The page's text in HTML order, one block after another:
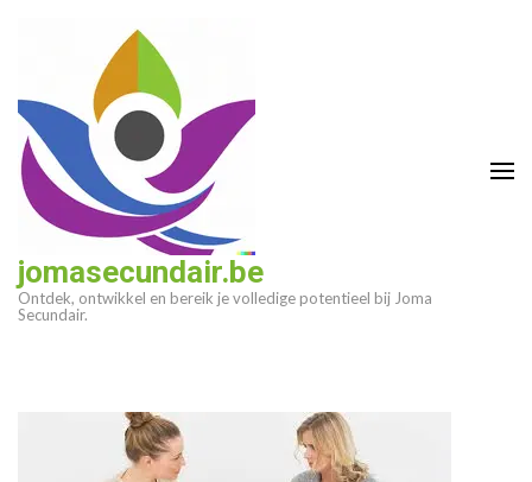
(druk
enter)
jomasecundair.be
Ontdek, ontwikkel en bereik je volledige potentieel bij Joma
Secundair.